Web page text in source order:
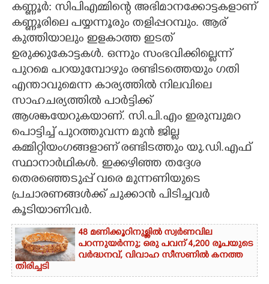
LITERATURE
ZOOM
CONTACT US
കണ്ണൂർ: സിപിഎമ്മിന്റെ അഭിമാനക്കോട്ടകളാണ്
കണ്ണൂരിലെ പയ്യന്നൂരും തളിപ്പറമ്പും. ആര്
കുത്തിയാലും ഇളകാത്ത ഇടത്
ഉരുക്കുകോട്ടകൾ. ​ഒന്നും സംഭവിക്കില്ലെന്ന്
പുറമെ പറയുമ്പോഴും രണ്ടിടത്തെയും ഗതി
എന്താവുമെന്ന കാര്യത്തിൽ നിലവിലെ
സാഹചര്യത്തിൽ പാർട്ടിക്ക്
ആശങ്കയേറുകയാണ്. സി.പി.എം ഇരുമ്പുമറ
പൊട്ടിച്ച് പുറത്തുവന്ന മുൻ ജില്ല
കമ്മിറ്റിയംഗങ്ങളാണ് രണ്ടിടത്തും യു.ഡി.എഫ്
സ്ഥാനാർഥികൾ. ഇക്കഴിഞ്ഞ തദ്ദേശ
തെരഞ്ഞെടുപ്പ് വരെ മുന്നണിയുടെ
പ്രചാരണങ്ങൾക്ക് ചുക്കാൻ പിടിച്ചവർ
കൂടിയാണിവർ.
48 മണിക്കൂറിനുള്ളിൽ സ്വർണവില
പറന്നുയർന്നു; ഒരു പവന് 4,200 രൂപയുടെ
വർദ്ധനവ്, വിവാഹ സീസണിൽ കനത്ത
തിരിച്ചടി